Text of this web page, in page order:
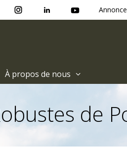
À propos de nous
de